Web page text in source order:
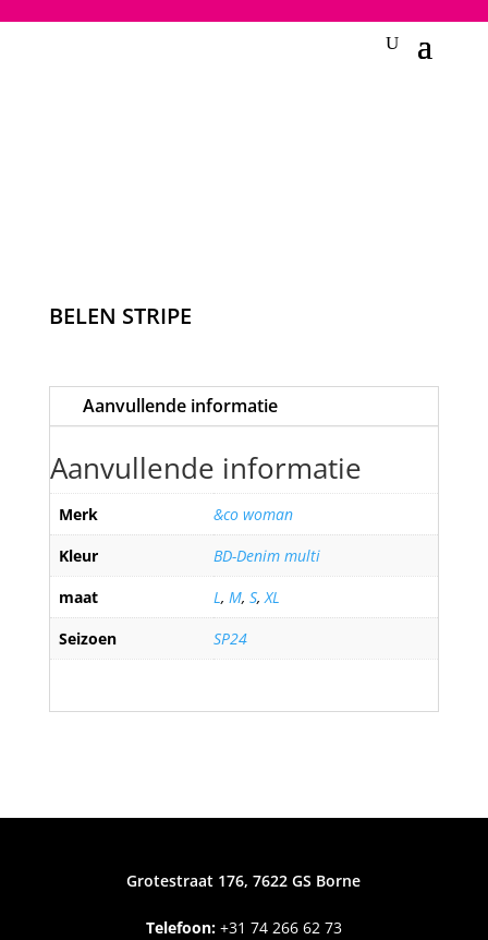
BELEN STRIPE
Aanvullende informatie
Aanvullende informatie
Merk
&co woman
Kleur
BD-Denim multi
maat
L, M, S,XL
Seizoen
SP24
Grotestraat 176, 7622 GS Borne
Telefoon:+31 74 266 62 73